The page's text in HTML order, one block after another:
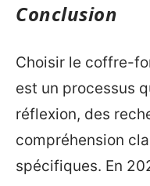
Conclusion
Choisir le coffre-
est un processus
réflexion, des
compréhension
spécifiques. En